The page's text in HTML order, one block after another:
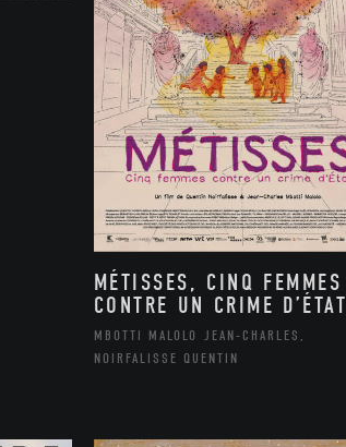
MÉTISSES, CINQ FEMMES
CONTRE UN CRIME D’ÉTAT
MBOTTI MALOLO JEAN-CHARLES,
NOIRFALISSE QUENTIN